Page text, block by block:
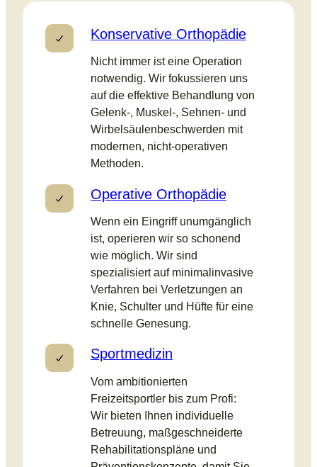
Konservative Orthopädie
Nicht immer ist eine Operation
notwendig. Wir fokussieren uns
auf die effektive Behandlung von
Gelenk-, Muskel-, Sehnen- und
Wirbelsäulenbeschwerden mit
modernen, nicht-operativen
Methoden.
Operative Orthopädie
Wenn ein Eingriff unumgänglich
ist, operieren wir so schonend
wie möglich. Wir sind
spezialisiert auf minimalinvasive
Verfahren bei Verletzungen an
Knie, Schulter und Hüfte für eine
schnelle Genesung.
Sportmedizin
Vom ambitionierten
Freizeitsportler bis zum Profi:
Wir bieten Ihnen individuelle
Betreuung, maßgeschneiderte
Rehabilitationspläne und